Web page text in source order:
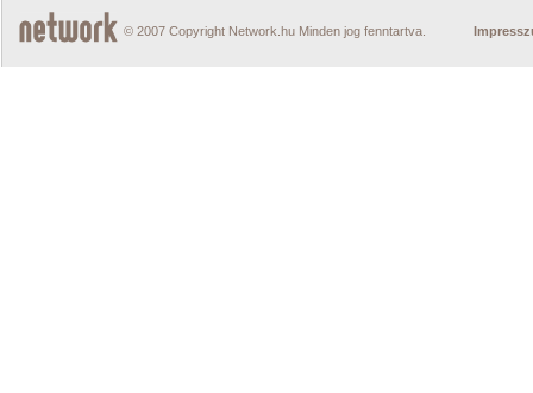
© 2007 Copyright Network.hu Minden jog fenntartva.